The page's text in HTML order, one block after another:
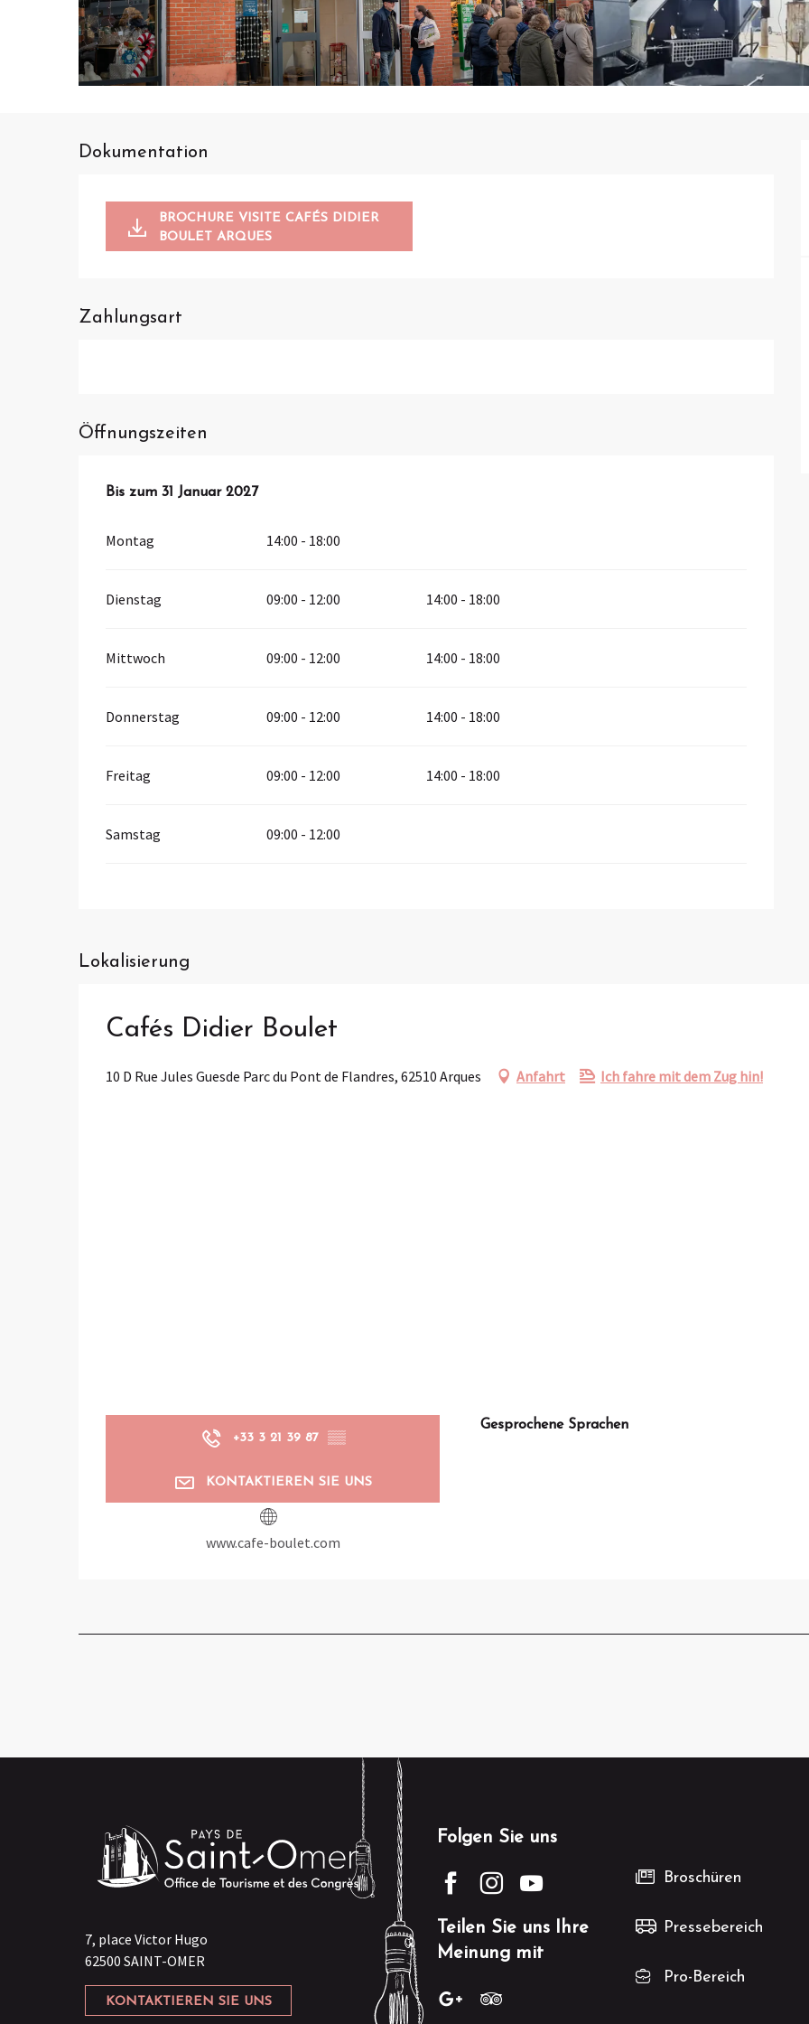
Dokumentation
BROCHURE VISITE CAFÉS DIDIER
BOULET ARQUES
Zahlungsart
Öffnungszeiten
vom1 März 2026 bis zum
Bis zum 31 Januar 2027
Montag 14:00 - 18:00
Dienstag 09:00 - 12:00 14:00 - 18:00
Mittwoch 09:00 - 12:00 14:00 - 18:00
Donnerstag 09:00 - 12:00 14:00 - 18:00
Freitag 09:00 - 12:00 14:00 - 18:00
Samstag 09:00 - 12:00
Lokalisierung
Cafés Didier Boulet
10 D Rue Jules Guesde Parc du Pont de Flandres, 62510 Arques
Anfahrt Ich fahre mit dem Zug hin!
+33 3 21 39 87 ▒▒
KONTAKTIEREN SIE UNS
www.cafe-boulet.com
Gesprochene Sprachen
Gesprochene Sprachen
7, place Victor Hugo
62500 SAINT-OMER
KONTAKTIEREN SIE UNS
Folgen Sie uns
Teilen Sie uns Ihre
Meinung mit
Broschüren
Pressebereich
Pro-Bereich